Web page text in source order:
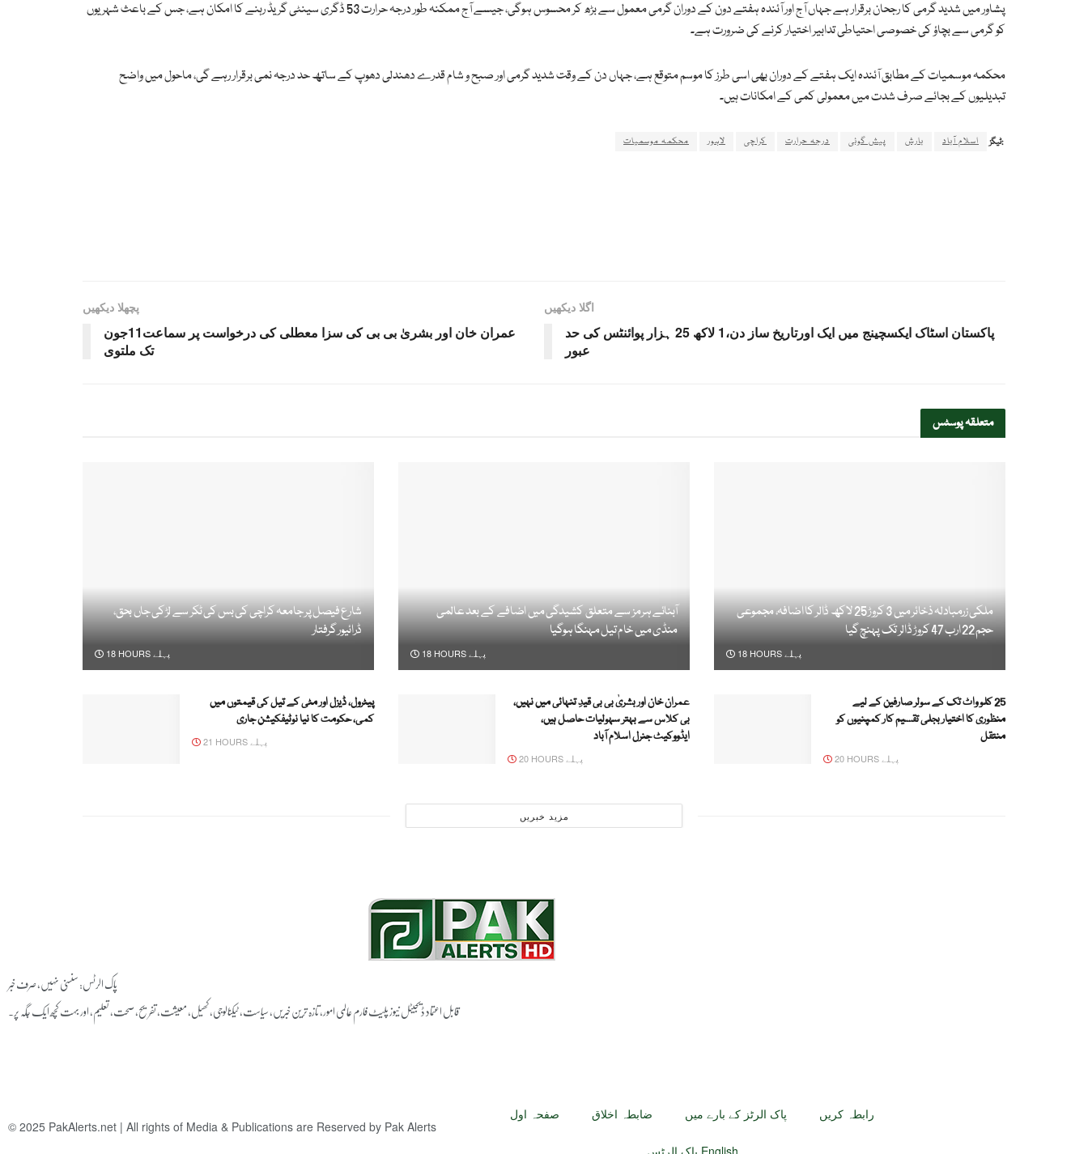
پشاور میں شدید گرمی کا رجحان برقرار ہے جہاں آج اور آئندہ ہفتے دون کے دوران گرمی معمول سے بڑھ کر محسوس ہوگی، جیسے آج ممکنہ طور درجہ حرارت 53 ڈگری سینٹی گریڈ رہنے کا امکان ہے، جس کے باعث شہریوں
کو گرمی سے بچاؤ کی خصوصی احتیاطی تدابیر اختیار کرنے کی ضرورت ہے۔
محکمہ موسمیات کے مطابق آئندہ ایک ہفتے کے دوران بھی اسی طرز کا موسم متوقع ہے، جہاں دن کے وقت شدید گرمی اور صبح و شام قدرے دھندلی دھوپ کے ساتھ حد درجہ نمی برقرار رہے گی، ماحول میں واضح
تبدیلیوں کے بجائے صرف شدت میں معمولی کمی کے امکانات ہیں۔
ٹیگز: اسلام آباد بارش پیش گوئی درجہ حرارت کراچی لاہور محکمہ موسمیات
پچھلا دیکھیں
عمران خان اور بشریٰ بی بی کی سزا معطلی کی درخواست پر سماعت11جون
تک ملتوی
اگلا دیکھیں
پاکستان اسٹاک ایکسچینج میں ایک اورتاریخ ساز دن،1 لاکھ 25 ہزار پوائنٹس کی حد
عبور
متعلقہپوسٹس
ملکی زرمبادلہ ذخائر میں 3 کروڑ 25 لاکھ ڈالر کا اضافہ، مجموعی
حجم 22 ارب 47 کروڑ ڈالر تک پہنچ گیا
18 HOURS پہلے
آبنائے ہرمز سے متعلق کشیدگی میں اضافے کے بعد عالمی
منڈی میں خام تیل مہنگا ہوگیا
18 HOURS پہلے
شارع فیصل پر جامعہ کراچی کی بس کی ٹکر سے لڑکی جاں بحق،
ڈرائیور گرفتار
18 HOURS پہلے
25 کلو واٹ تک کے سولر صارفین کے لیے
منظوری کا اختیار بجلی تقسیم کار کمپنیوں کو
منتقل
20 HOURS پہلے
عمران خان اور بشریٰ بی بی قیدِ تنہائی میں نہیں،
بی کلاس سے بہتر سہولیات حاصل ہیں،
ایڈووکیٹ جنرل اسلام آباد
20 HOURS پہلے
پیٹرول، ڈیزل اور مٹی کے تیل کی قیمتوں میں
کمی، حکومت کا نیا نوٹیفکیشن جاری
21 HOURS پہلے
مزید خبریں
پاک الرٹس: سنسنی نہیں، صرف خبر
قابل اعتماد ڈیجیٹل نیوز پلیٹ فارم عالمی امور، تازہ ترین خبریں, سیاست, ٹیکنالوجی، کھیل، معیشت، تفریح، صحت، تعلیم، اور بہت کچھ ایک جگہ پر۔
© 2025 PakAlerts.net | All rights of Media & Publications are Reserved by Pak Alerts
صفحہ اول ضابطہ اخلاق پاک الرٹز کے بارے میں رابطہ کریں